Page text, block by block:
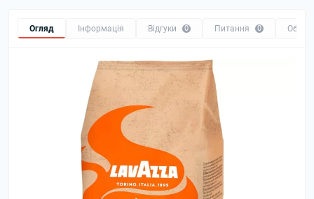
Огляд Інформація Відгуки 0 Питання 0 Обмін